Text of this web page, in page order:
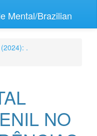
Mental/Brazilian
.
NO